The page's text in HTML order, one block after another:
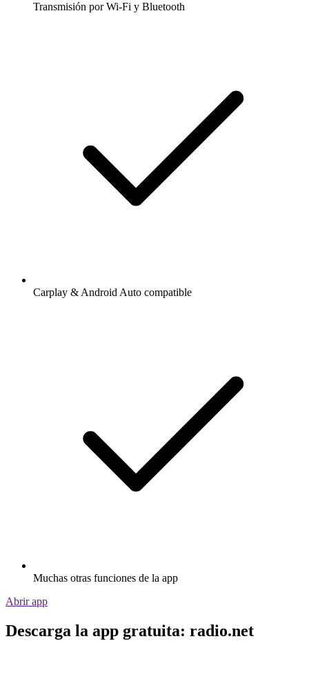
Transmisión por Wi-Fi y Bluetooth
Carplay & Android Auto compatible
Muchas otras funciones de la app
Abrir app
Descarga la app gratuita: radio.net